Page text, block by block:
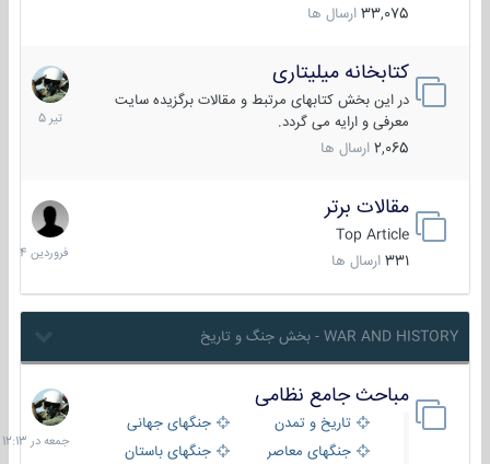
33,075 ارسال ها
کتابخانه میلیتاری
در این بخش کتابهای مرتبط و مقالات برگزیده سایت
معرفی و ارایه می گردد.
2,065 ارسال ها
16
تیر
1405
مقالات برتر
Top Article
331 ارسال ها
29
فروردین
1404
WAR AND HISTORY - بخش جنگ و تاریخ
مباحث جامع نظامی
تاریخ و تمدن
جنگهای جهانی
جنگهای معاصر
جنگهای باستان
جمعه
در
12:13